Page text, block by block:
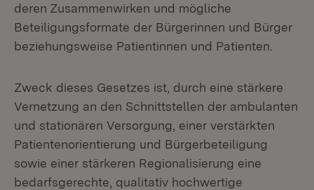
deren Zusammenwirken und mögliche
Beteiligungsformate der Bürgerinnen und Bürger
beziehungsweise Patientinnen und Patienten.
Zweck dieses Gesetzes ist, durch eine stärkere
Vernetzung an den Schnittstellen der ambulanten
und stationären Versorgung, einer verstärkten
Patientenorientierung und Bürgerbeteiligung
sowie einer stärkeren Regionalisierung eine
bedarfsgerechte, qualitativ hochwertige